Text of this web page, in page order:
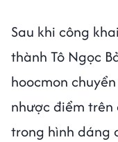
Sau khi công
thành Tô Ngọc
hoocmon
nhược điểm trên
trong hình dáng